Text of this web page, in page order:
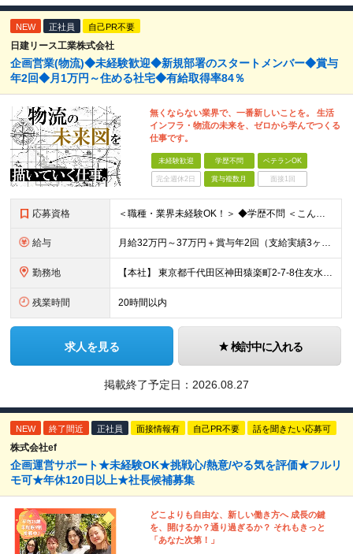
NEW 正社員 自己PR不要
日建リース工業株式会社
企画営業(物流)◆未経験歓迎◆新規部署のスタートメンバー◆賞与
年2回◆月1万円～住める社宅◆有給取得率84％
無くならない業界で、一番新しいことを。 生活
インフラ・物流の未来を、ゼロから学んでつくる
仕事です。
未経験歓迎 学歴不問 ベテランOK
完全週休2日 賞与複数月 面接1回
応募資格 ＜職種・業界未経験OK！＞ ◆学歴不問 ＜こんな方は、ぜひご応募ください！＞ □社会に影響を与えるスケールの大きな仕事に挑戦したい □人と話しながら、物事を前に進めることが好き □専門知識を身につけ
給与 月給32万円～37万円＋賞与年2回（支給実績3ヶ月分） ※経験・年齢・能力を考慮の上、当社規定により決定します。 ※上記月給には固定残業代(45時間分／70,234円～)
勤務地 【本社】 東京都千代田区神田猿楽町2-7-8住友水道橋ビル3F ※当面の間、転勤はありません ※変更の範囲：上記を除く当社関連勤務地
残業時間 20時間以内
求人を見る 検討中に入れる
掲載終了予定日： 2026.08.27
NEW 終了間近 正社員 面接情報有 自己PR不要 話を聞きたい応募可
株式会社ef
企画運営サポート★未経験OK★挑戦心/熱意/やる気を評価★フルリ
モ可★年休120日以上★社長候補募集
どこよりも自由な、新しい働き方へ 成長の鍵
を、開けるか？通り過ぎるか？ それもきっと
「あなた次第！」